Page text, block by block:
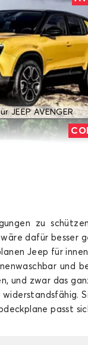
JEEP AVENGER
zu
dafür besser
Jeep für
und
und zwar das
passt